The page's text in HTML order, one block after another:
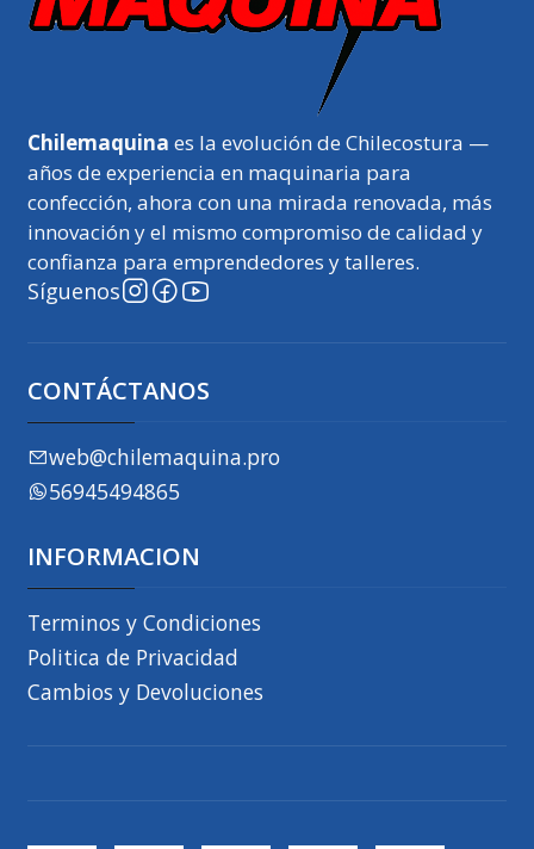
Chilemaquina es la evolución de Chilecostura —
años de experiencia en maquinaria para
confección, ahora con una mirada renovada, más
innovación y el mismo compromiso de calidad y
confianza para emprendedores y talleres.
Síguenos
CONTÁCTANOS
web@chilemaquina.pro
56945494865
INFORMACION
Terminos y Condiciones
Politica de Privacidad
Cambios y Devoluciones